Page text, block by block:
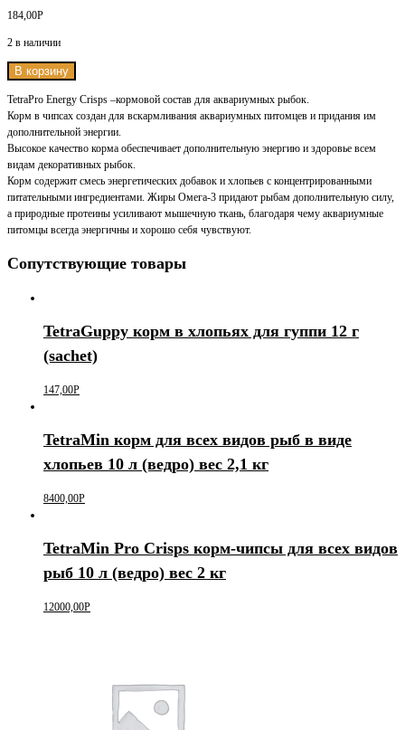
184,00Р
2 в наличии
В корзину
TetraPro Energy Crisps –кормовой состав для аквариумных рыбок.
Корм в чипсах создан для вскармливания аквариумных питомцев и придания им
дополнительной энергии.
Высокое качество корма обеспечивает дополнительную энергию и здоровье всем
видам декоративных рыбок.
Корм содержит смесь энергетических добавок и хлопьев с концентрированными
питательными ингредиентами. Жиры Омега-3 придают рыбам дополнительную силу,
а природные протеины усиливают мышечную ткань, благодаря чему аквариумные
питомцы всегда энергичны и хорошо себя чувствуют.
Сопутствующие товары
TetraGuppy корм в хлопьях для гуппи 12 г
(sachet)
147,00Р
TetraMin корм для всех видов рыб в виде
хлопьев 10 л (ведро) вес 2,1 кг
8400,00Р
TetraMin Pro Crisps корм-чипсы для всех видов
рыб 10 л (ведро) вес 2 кг
12000,00Р